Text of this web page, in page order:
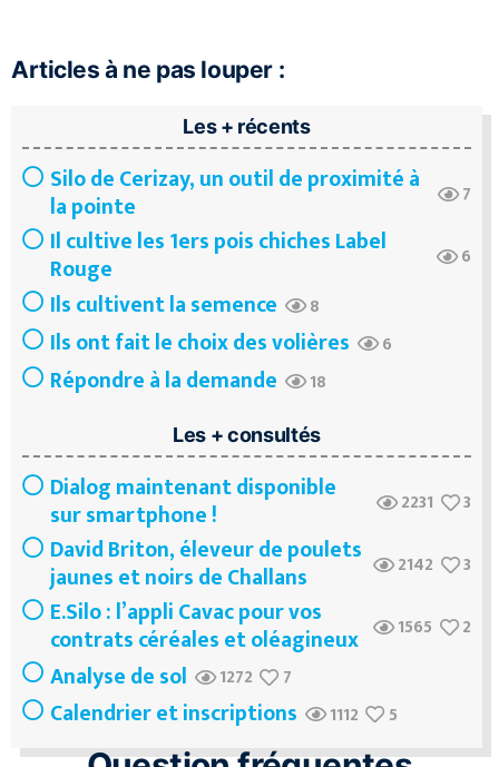
Articles à ne pas louper :
Les + récents
Silo de Cerizay, un outil de proximité à
la pointe 7
Il cultive les 1ers pois chiches Label
Rouge 6
Ils cultivent la semence 8
Ils ont fait le choix des volières 6
Répondre à la demande 18
Les + consultés
Dialog maintenant disponible
sur smartphone ! 2231 3
David Briton, éleveur de poulets
jaunes et noirs de Challans 2142 3
E.Silo : l’appli Cavac pour vos
contrats céréales et oléagineux 1565 2
Analyse de sol 1272 7
Calendrier et inscriptions 1112 5